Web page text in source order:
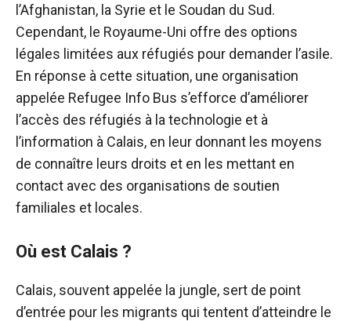
l’Afghanistan, la Syrie et le Soudan du Sud.
Cependant, le Royaume-Uni offre des options
légales limitées aux réfugiés pour demander l’asile.
En réponse à cette situation, une organisation
appelée Refugee Info Bus s’efforce d’améliorer
l’accès des réfugiés à la technologie et à
l’information à Calais, en leur donnant les moyens
de connaître leurs droits et en les mettant en
contact avec des organisations de soutien
familiales et locales.
Où est Calais ?
Calais, souvent appelée la jungle, sert de point
d’entrée pour les migrants qui tentent d’atteindre le